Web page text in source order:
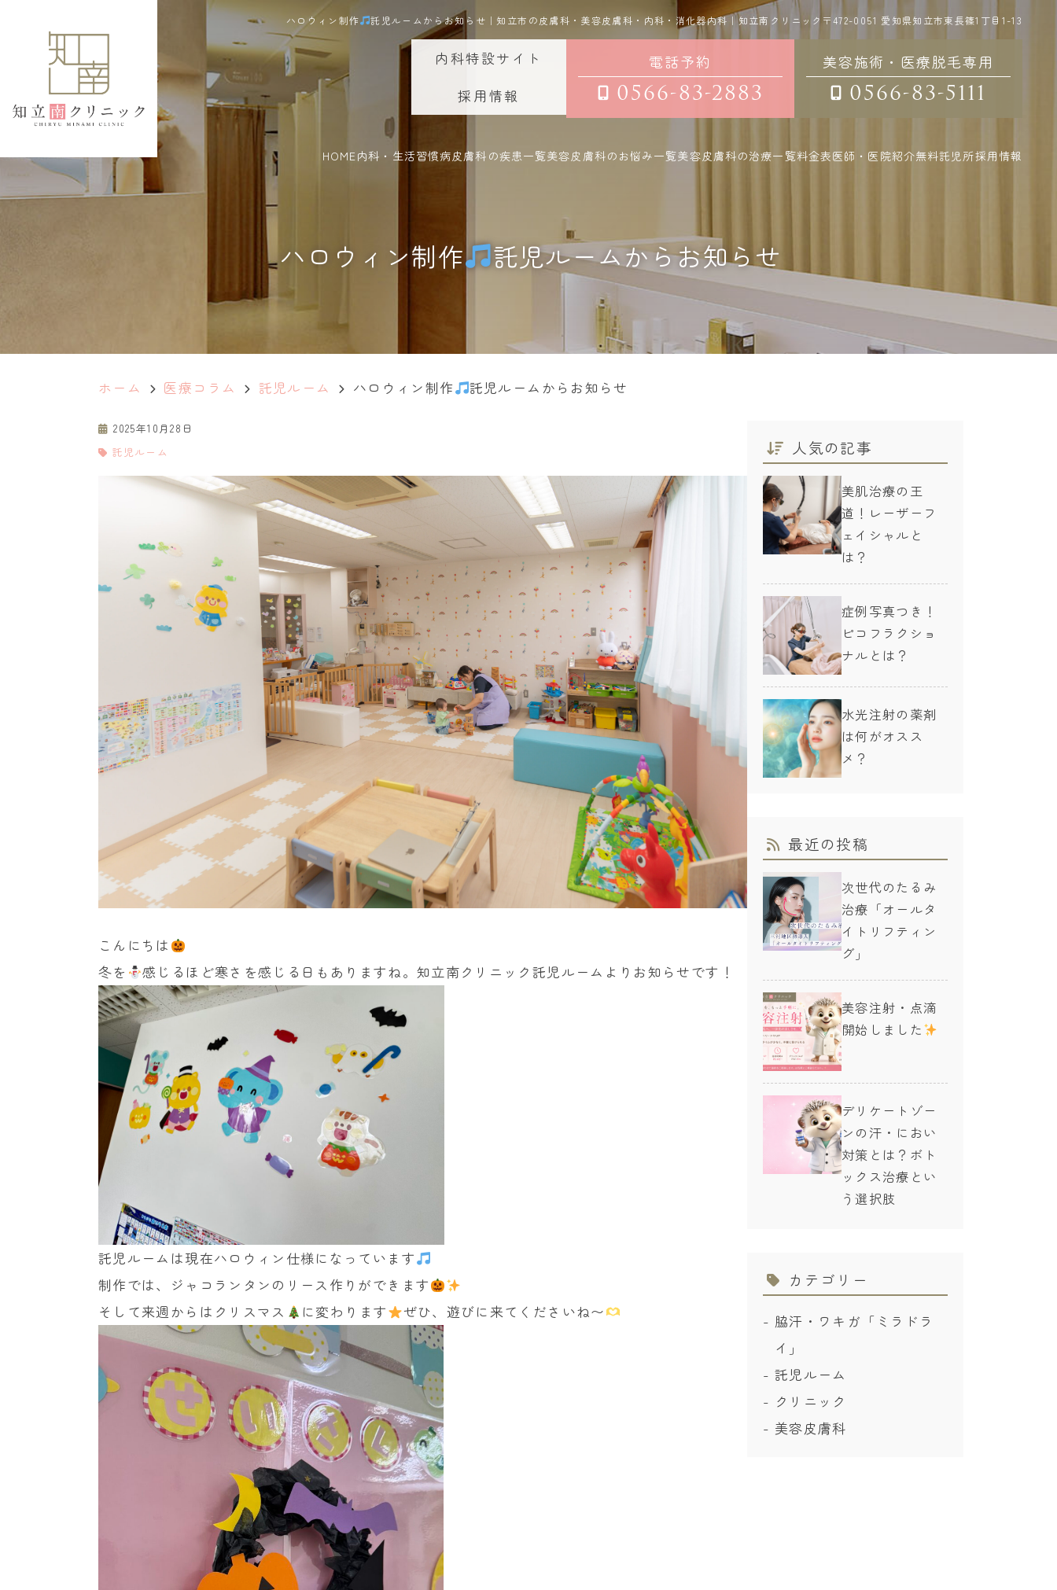
ハロウィン制作 託児ルームからお知らせ｜知立市の皮膚科・美容皮膚科・内科・消化器内科｜知立南クリニック 〒472-0051 愛知県知立市東長篠1丁目1-13
内科特設サイト
採用情報
電話予約
0566-83-2883
美容施術・医療脱毛専用
0566-83-5111
HOME内科・生活習慣病皮膚科の疾患一覧美容皮膚科のお悩み一覧美容皮膚科の治療一覧料金表医師・医院紹介無料託児所採用情報
ハロウィン制作 託児ルームからお知らせ
ホーム 医療コラム 託児ルーム ハロウィン制作 託児ルームからお知らせ
2025年10月28日
託児ルーム
こんにちは
冬を
感じるほど寒さを感じる日もありますね。知立南クリニック託児ルームよりお知らせです！
託児ルームは現在ハロウィン仕様になっています
制作では、ジャコランタンのリース作りができます
そして来週からはクリスマス
に変わります ぜひ、遊びに来てくださいね〜
人気の記事
美肌治療の王
道！レーザーフ
ェイシャルと
は？
症例写真つき！
ピコフラクショ
ナルとは？
水光注射の薬剤
は何がオスス
メ？
最近の投稿
次世代のたるみ
治療「オールタ
イトリフティン
グ」
美容注射・点滴
開始しました
デリケートゾー
ンの汗・におい
対策とは？ボト
ックス治療とい
う選択肢
カテゴリー
脇汗・ワキガ「ミラドラ
イ」
託児ルーム
クリニック
美容皮膚科